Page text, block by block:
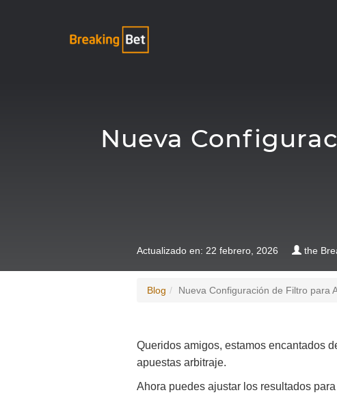
Nueva
the
Actualizado en: 22 febrero, 2026
Blog Nueva Configuración de Filtro para
Queridos amigos, estamos encantados
apuestas arbitraje.
Ahora puedes ajustar los resultados